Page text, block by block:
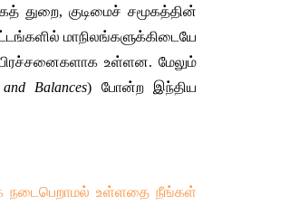
துறை, குடிமைச் சமூகத்தின்
மாநிலங்களுக்கிடையே
பிரச்சனைகளாக உள்ளன. மேலும்
Balances) போன்ற
இந்திய
நடைபெறாமல் உள்ளதை நீங்கள்